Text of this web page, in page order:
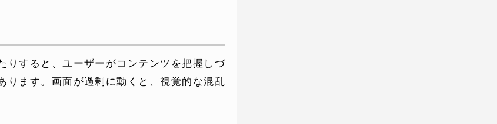
電話でお問い合わせ
月〜金曜10:00 〜 19:00 ( 土日祝定休 )
りすると、ユーザーがコンテンツを把握しづ
ります。画面が過剰に動くと、視覚的な混乱